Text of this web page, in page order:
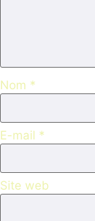
Nom *
E-mail *
Site web